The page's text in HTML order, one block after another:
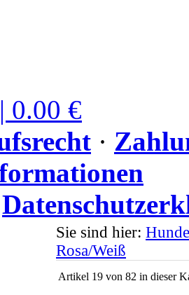
€
·
Sie sind hier:
Rosa/Weiß
Artikel 19 von 82 in dieser